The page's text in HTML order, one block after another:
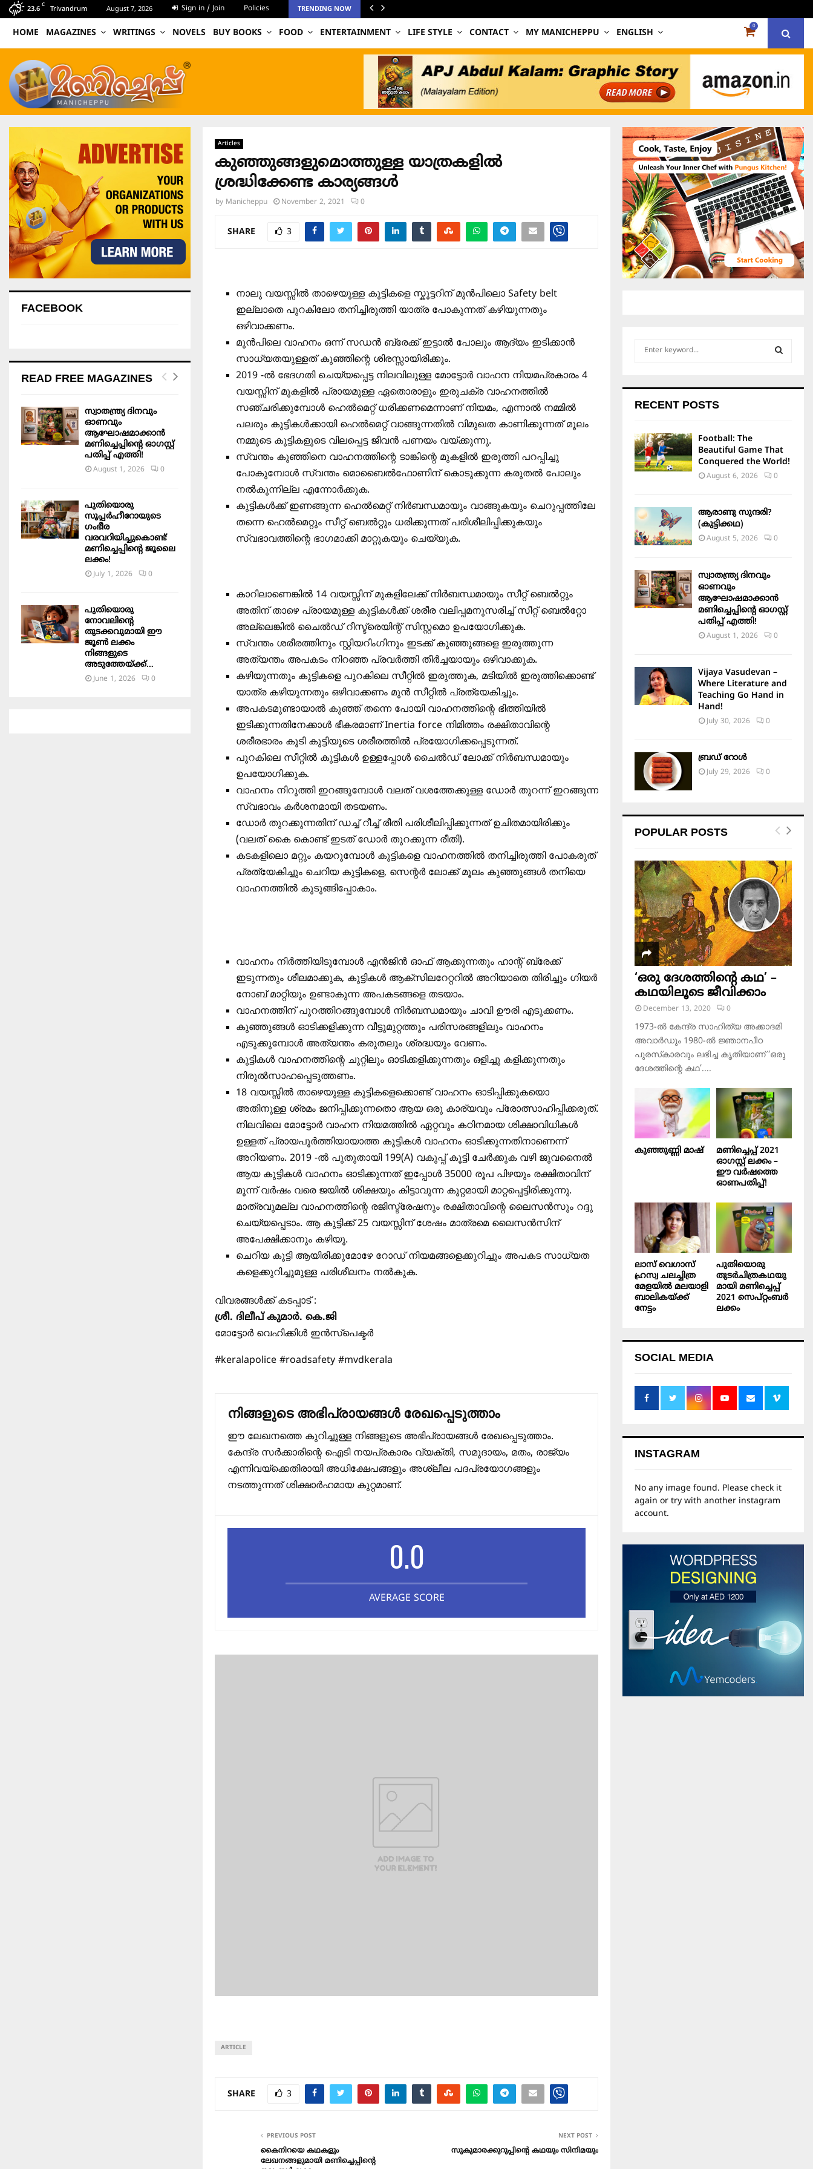
23.6 C Trivandrum August 7, 2026 Sign in / Join Policies TRENDING NOW
HOME MAGAZINES WRITINGS NOVELS BUY BOOKS FOOD ENTERTAINMENT LIFE STYLE CONTACT MY MANICHEPPU ENGLISH
0
Articles
കുഞ്ഞുങ്ങളുമൊത്തുള്ള യാത്രകളിൽ
ശ്രദ്ധിക്കേണ്ട കാര്യങ്ങൾ
by Manicheppu November 2, 2021 0
SHARE 3
നാലു വയസ്സിൽ താഴെയുള്ള കുട്ടികളെ സ്കൂട്ടറിന് മുൻപിലൊ Safety belt
ഇല്ലാതെ പുറകിലോ തനിച്ചിരുത്തി യാത്ര പോകുന്നത് കഴിയുന്നതും
ഒഴിവാക്കണം.
മുൻപിലെ വാഹനം ഒന്ന് സഡൻ ബ്രേക്ക് ഇട്ടാൽ പോലും ആദ്യം ഇടിക്കാൻ
സാധ്യതയുള്ളത് കുഞ്ഞിന്റെ ശിരസ്സായിരിക്കും.
2019 -ൽ ഭേദഗതി ചെയ്യപ്പെട്ട നിലവിലുള്ള മോട്ടോർ വാഹന നിയമപ്രകാരം 4
വയസ്സിന് മുകളിൽ പ്രായമുള്ള ഏതൊരാളും ഇരുചക്ര വാഹനത്തിൽ
സഞ്ചരിക്കുമ്പോൾ ഹെൽമെറ്റ് ധരിക്കണമെന്നാണ് നിയമം, എന്നാൽ നമ്മിൽ
പലരും കുട്ടികൾക്കായി ഹെൽമെറ്റ് വാങ്ങുന്നതിൽ വിമുഖത കാണിക്കുന്നത് മൂലം
നമ്മുടെ കുട്ടികളുടെ വിലപ്പെട്ട ജീവൻ പണയം വയ്ക്കുന്നു.
സ്വന്തം കുഞ്ഞിനെ വാഹനത്തിന്റെ ടാങ്കിന്റെ മുകളിൽ ഇരുത്തി പറപ്പിച്ചു
പോകുമ്പോൾ സ്വന്തം മൊബൈൽഫോണിന് കൊടുക്കുന്ന കരുതൽ പോലും
നൽകുന്നില്ല എന്നോർക്കുക.
കുട്ടികൾക്ക് ഇണങ്ങുന്ന ഹെൽമെറ്റ് നിർബന്ധമായും വാങ്ങുകയും ചെറുപ്പത്തിലേ
തന്നെ ഹെൽമെറ്റും സീറ്റ് ബെൽറ്റും ധരിക്കുന്നത് പരിശീലിപ്പിക്കുകയും
സ്വഭാവത്തിന്റെ ഭാഗമാക്കി മാറ്റുകയും ചെയ്യുക.
കാറിലാണെങ്കിൽ 14 വയസ്സിന് മുകളിലേക്ക് നിർബന്ധമായും സീറ്റ് ബെൽറ്റും
അതിന് താഴെ പ്രായമുള്ള കുട്ടികൾക്ക് ശരീര വലിപ്പമനുസരിച്ച് സീറ്റ് ബെൽറ്റോ
അല്ലെങ്കിൽ ചൈൽഡ് റീസ്ട്രെയിന്റ് സിസ്റ്റമൊ ഉപയോഗിക്കുക.
സ്വന്തം ശരീരത്തിനും സ്റ്റിയറിംഗിനും ഇടക്ക് കുഞ്ഞുങ്ങളെ ഇരുത്തുന്ന
അത്യന്തം അപകടം നിറഞ്ഞ പ്രവർത്തി തീർച്ചയായും ഒഴിവാക്കുക.
കഴിയുന്നതും കുട്ടികളെ പുറകിലെ സീറ്റിൽ ഇരുത്തുക, മടിയിൽ ഇരുത്തിക്കൊണ്ട്
യാത്ര കഴിയുന്നതും ഒഴിവാക്കണം മുൻ സീറ്റിൽ പ്രത്യേകിച്ചും.
അപകടമുണ്ടായാൽ കുഞ്ഞ് തന്നെ പോയി വാഹനത്തിന്റെ ഭിത്തിയിൽ
ഇടിക്കുന്നതിനേക്കാൾ ഭീകരമാണ് Inertia force നിമിത്തം രക്ഷിതാവിന്റെ
ശരീരഭാരം കൂടി കുട്ടിയുടെ ശരീരത്തിൽ പ്രയോഗിക്കപ്പെടുന്നത്.
പുറകിലെ സീറ്റിൽ കുട്ടികൾ ഉള്ളപ്പോൾ ചൈൽഡ് ലോക്ക് നിർബന്ധമായും
ഉപയോഗിക്കുക.
വാഹനം നിറുത്തി ഇറങ്ങുമ്പോൾ വലത് വശത്തേക്കുള്ള ഡോർ തുറന്ന് ഇറങ്ങുന്ന
സ്വഭാവം കർശനമായി തടയണം.
ഡോർ തുറക്കുന്നതിന് ഡച്ച് റീച്ച് രീതി പരിശീലിപ്പിക്കുന്നത് ഉചിതമായിരിക്കും
(വലത് കൈ കൊണ്ട് ഇടത് ഡോർ തുറക്കുന്ന രീതി).
കടകളിലൊ മറ്റും കയറുമ്പോൾ കുട്ടികളെ വാഹനത്തിൽ തനിച്ചിരുത്തി പോകരുത്
പ്രത്യേകിച്ചും ചെറിയ കുട്ടികളെ, സെന്റർ ലോക്ക് മൂലം കുഞ്ഞുങ്ങൾ തനിയെ
വാഹനത്തിൽ കുടുങ്ങിപ്പോകാം.
വാഹനം നിർത്തിയിടുമ്പോൾ എൻജിൻ ഓഫ് ആക്കുന്നതും ഹാന്റ് ബ്രേക്ക്
ഇടുന്നതും ശീലമാക്കുക, കുട്ടികൾ ആക്സിലറേറ്ററിൽ അറിയാതെ തിരിച്ചും ഗിയർ
നോബ് മാറ്റിയും ഉണ്ടാകുന്ന അപകടങ്ങളെ തടയാം.
വാഹനത്തിന് പുറത്തിറങ്ങുമ്പോൾ നിർബന്ധമായും ചാവി ഊരി എടുക്കണം.
കുഞ്ഞുങ്ങൾ ഓടിക്കളിക്കുന്ന വീട്ടുമുറ്റത്തും പരിസരങ്ങളിലും വാഹനം
എടുക്കുമ്പോൾ അത്യന്തം കരുതലും ശ്രദ്ധയും വേണം.
കുട്ടികൾ വാഹനത്തിന്റെ ചുറ്റിലും ഓടിക്കളിക്കുന്നതും ഒളിച്ചു കളിക്കുന്നതും
നിരുൽസാഹപ്പെടുത്തണം.
18 വയസ്സിൽ താഴെയുള്ള കുട്ടികളെക്കൊണ്ട് വാഹനം ഓടിപ്പിക്കുകയൊ
അതിനുള്ള ശ്രമം ജനിപ്പിക്കുന്നതൊ ആയ ഒരു കാര്യവും പ്രോത്സാഹിപ്പിക്കരുത്.
നിലവിലെ മോട്ടോർ വാഹന നിയമത്തിൽ ഏറ്റവും കഠിനമായ ശിക്ഷാവിധികൾ
ഉള്ളത് പ്രായപൂർത്തിയായാത്ത കുട്ടികൾ വാഹനം ഓടിക്കുന്നതിനാണെന്ന്
അറിയണം. 2019 -ൽ പുതുതായി 199(A) വകുപ്പ് കൂട്ടി ചേർക്കുക വഴി ജുവനൈൽ
ആയ കുട്ടികൾ വാഹനം ഓടിക്കുന്നത് ഇപ്പോൾ 35000 രൂപ പിഴയും രക്ഷിതാവിന്
മൂന്ന് വർഷം വരെ ജയിൽ ശിക്ഷയും കിട്ടാവുന്ന കുറ്റമായി മാറ്റപ്പെട്ടിരിക്കുന്നു.
മാത്രവുമല്ല വാഹനത്തിന്റെ രജിസ്ട്രേഷനും രക്ഷിതാവിന്റെ ലൈസൻസും റദ്ദു
ചെയ്യപ്പെടാം. ആ കുട്ടിക്ക് 25 വയസ്സിന് ശേഷം മാത്രമെ ലൈസൻസിന്
അപേക്ഷിക്കാനും കഴിയൂ.
ചെറിയ കുട്ടി ആയിരിക്കുമോഴേ റോഡ് നിയമങ്ങളെക്കുറിച്ചും അപകട സാധ്യത
കളെക്കുറിച്ചുമുള്ള പരിശീലനം നൽകുക.
വിവരങ്ങൾക്ക് കടപ്പാട് :
ശ്രീ. ദിലീപ് കുമാർ. കെ.ജി
മോട്ടോർ വെഹിക്കിൾ ഇൻസ്‌പെക്ടർ
#keralapolice #roadsafety #mvdkerala
നിങ്ങളുടെ അഭിപ്രായങ്ങൾ രേഖപ്പെടുത്താം
ഈ ലേഖനത്തെ കുറിച്ചുള്ള നിങ്ങളുടെ അഭിപ്രായങ്ങൾ രേഖപ്പെടുത്താം.
കേന്ദ്ര സർക്കാരിന്റെ ഐടി നയപ്രകാരം വ്യക്തി, സമുദായം, മതം, രാജ്യം
എന്നിവയ്ക്കെതിരായി അധിക്ഷേപങ്ങളും അശ്ലീല പദപ്രയോഗങ്ങളും
നടത്തുന്നത് ശിക്ഷാർഹമായ കുറ്റമാണ്.
0.0
AVERAGE SCORE
ARTICLE
SHARE 3
PREVIOUS POST
കൈനിറയെ കഥകളും
ലേഖനങ്ങളുമായി മണിച്ചെപ്പിന്റെ
NEXT POST
സുകുമാരക്കുറുപ്പിന്റെ കഥയും സിനിമയും
FACEBOOK
READ FREE MAGAZINES
സ്വാതന്ത്ര്യ ദിനവും
ഓണവും
ആഘോഷമാക്കാൻ
മണിച്ചെപ്പിന്റെ ഓഗസ്റ്റ്
പതിപ്പ് എത്തി!
August 1, 2026 0
പുതിയൊരു
സൂപ്പർഹീറോയുടെ
ഗംഭീര
വരവറിയിച്ചുകൊണ്ട്
മണിച്ചെപ്പിന്റെ ജൂലൈ
ലക്കം!
July 1, 2026 0
പുതിയൊരു
നോവലിന്റെ
തുടക്കവുമായി ഈ
ജൂൺ ലക്കം
നിങ്ങളുടെ
അടുത്തേയ്ക്ക്…
June 1, 2026 0
h
o
r
:
R
C
RECENT POSTS
Football: The
Beautiful Game That
Conquered the World!
August 6, 2026 0
ആരാണു സുന്ദരി?
(കുട്ടിക്കഥ)
August 5, 2026 0
സ്വാതന്ത്ര്യ ദിനവും
ഓണവും
ആഘോഷമാക്കാൻ
മണിച്ചെപ്പിന്റെ ഓഗസ്റ്റ്
പതിപ്പ് എത്തി!
August 1, 2026 0
Vijaya Vasudevan –
Where Literature and
Teaching Go Hand in
Hand!
July 30, 2026 0
ബ്രഡ് റോൾ
July 29, 2026 0
POPULAR POSTS
‘ഒരു ദേശത്തിന്റെ കഥ’ –
കഥയിലൂടെ ജീവിക്കാം
December 13, 2020 0
1973-ല്‍ കേന്ദ്ര സാഹിത്യ അക്കാദമി
അവാര്‍ഡും 1980-ല്‍ ജ്ഞാനപീഠ
പുരസ്‌കാരവും ലഭിച്ച കൃതിയാണ് ‘ഒരു
ദേശത്തിന്റെ കഥ’....
കുഞ്ഞുണ്ണി മാഷ്‌
മണിച്ചെപ്പ് 2021
ഓഗസ്റ്റ് ലക്കം –
ഈ വർഷത്തെ
ഓണപതിപ്പ്!
ലാസ് വെഗാസ്
ഹ്രസ്വ ചലച്ചിത്ര
മേളയിൽ മലയാളി
ബാലികയ്ക്ക്
നേട്ടം
പുതിയൊരു
തുടർചിത്രകഥയു
മായി മണിച്ചെപ്പ്
2021 സെപ്റ്റംബർ
ലക്കം
SOCIAL MEDIA
INSTAGRAM
No any image found. Please check it
again or try with another instagram
account.